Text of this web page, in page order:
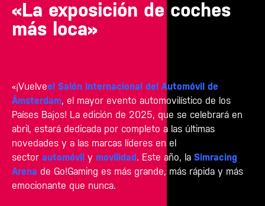
«La exposición de coches
más loca»
«¡Vuelveel Salón Internacional del Automóvil de
Ámsterdam, el mayor evento automovilístico de los
Países Bajos! La edición de 2025, que se celebrará en
abril, estará dedicada por completo a las últimas
novedades y a las marcas líderes en el
sector automóvil y movilidad . Este año, la Simracing
Arena de Go!Gaming es más grande, más rápida y más
emocionante que nunca.